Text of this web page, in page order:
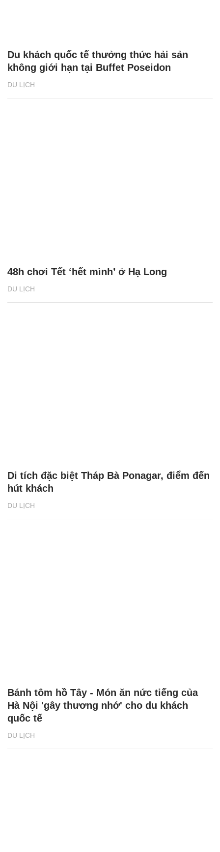
DU LỊCH
Du khách quốc tế thưởng thức hải sản
không giới hạn tại Buffet Poseidon
DU LỊCH
48h chơi Tết ‘hết mình’ ở Hạ Long
DU LỊCH
Di tích đặc biệt Tháp Bà Ponagar, điểm đến
hút khách
DU LỊCH
Bánh tôm hồ Tây - Món ăn nức tiếng của
Hà Nội 'gây thương nhớ' cho du khách
quốc tế